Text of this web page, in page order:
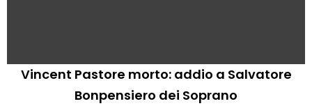
Vincent Pastore morto: addio a Salvatore
Bonpensiero dei Soprano